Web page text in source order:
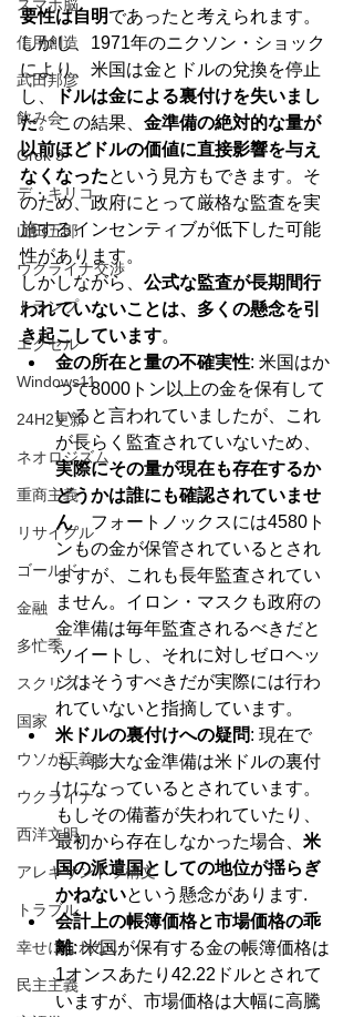
スマホ脳
信用創造
武田邦彦
飲み会
Grok 3
デ・キリコ
山田五郎
ウクライナ交渉
トランプ
エクセル
Windows11
24H2更新
ネオロジズム
重商主義
リサイクル
ゴールド
金融
多忙季
スクリプト
国家
ウソが正義
ウクライナ
西洋文明
アレキサンドラ構文
トラブル
幸せになれない
民主主義
要性は自明であったと考えられます。
しかし、1971年のニクソン・ショック
により、米国は金とドルの兌換を停止
し、
ドルは金による裏付けを失いまし
た。この結果、 金準備の絶対的な量が
以前ほどドルの価値に直接影響を与え
なくなったという見方もできます。そ
のため、政府にとって厳格な監査を実
施するインセンティブが低下した可能
性があります。
しかしながら、 公式な監査が長期間行
われていないことは、多くの懸念を引
き起こしています。
金の所在と量の不確実性: 米国はか
つて8000トン以上の金を保有して
いると言われていましたが、これ
が長らく監査されていないため、
実際にその量が現在も存在するか
どうかは誰にも確認されていませ
ん。フォートノックスには4580ト
ンもの金が保管されているとされ
ますが、これも長年監査されてい
ません。イロン・マスクも政府の
金準備は毎年監査されるべきだと
ツイートし、それに対しゼロヘッ
ジはそうすべきだが実際には行わ
れていないと指摘しています。
米ドルの裏付けへの疑問: 現在で
も、膨大な金準備は米ドルの裏付
けになっているとされています。
もしその備蓄が失われていたり、
最初から存在しなかった場合、 米
国の派遣国としての地位が揺らぎ
かねないという懸念があります.
会計上の帳簿価格と市場価格の乖
離: 米国が保有する金の帳簿価格は
1オンスあたり42.22ドルとされて
いますが、市場価格は大幅に高騰